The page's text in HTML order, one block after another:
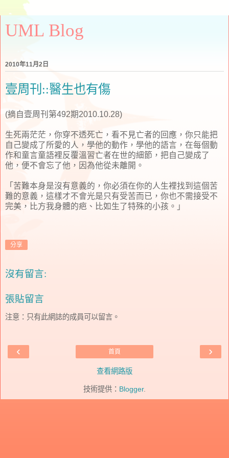
UML Blog
2010年11月2日
壹周刊::醫生也有傷
(摘自壹周刊第492期2010.10.28)
生死兩茫茫，你穿不透死亡，看不見亡者的回應，你只能把
自己變成了所愛的人，學他的動作，學他的語言，在每個動
作和童言童語裡反覆溫習亡者在世的細節，把自己變成了
他，便不會忘了他，因為他從未離開。
「苦難本身是沒有意義的，你必須在你的人生裡找到這個苦
難的意義，這樣才不會光是只有受苦而已，你也不需接受不
完美，比方我身體的疤、比如生了特殊的小孩。」
分享
沒有留言:
張貼留言
注意：只有此網誌的成員可以留言。
‹ ›
首頁
查看網路版
技術提供： Blogger.